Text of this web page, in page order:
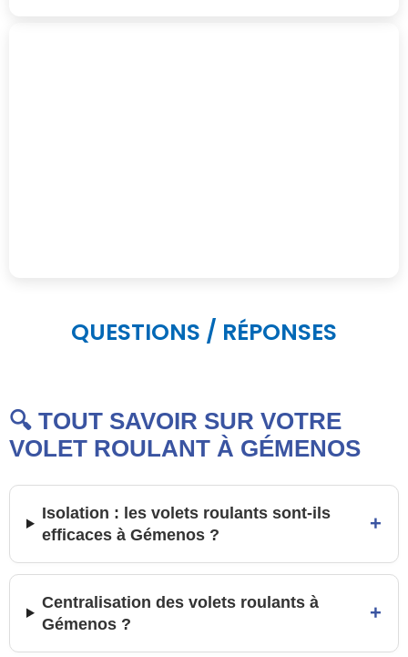
QUESTIONS / RÉPONSES
🔍 TOUT SAVOIR SUR VOTRE
VOLET ROULANT À GÉMENOS
Isolation : les volets roulants sont-ils
efficaces à Gémenos ?
+
Centralisation des volets roulants à
Gémenos ?
+